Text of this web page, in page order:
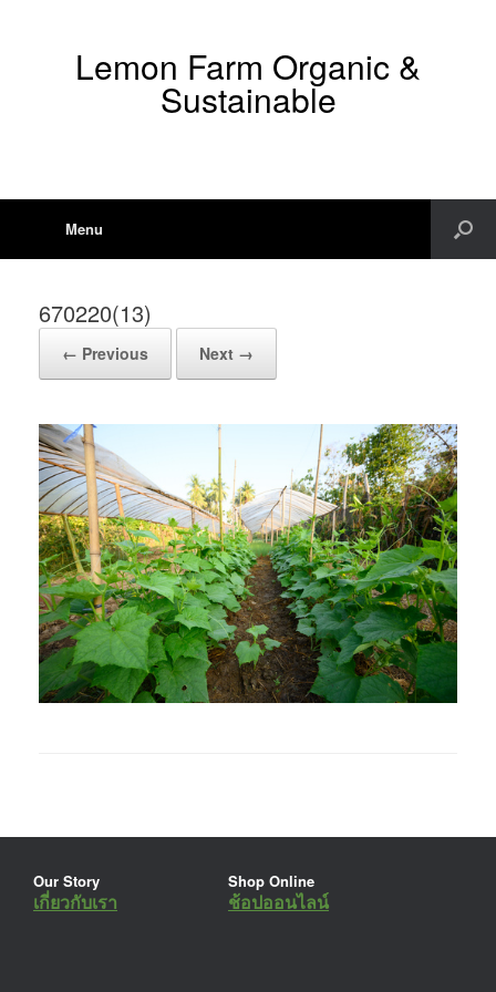
Lemon Farm Organic &
Sustainable
Menu
670220(13)
← Previous Next →
Our Story
เกี่ยวกับเรา
Shop Online
ช้อปออนไลน์